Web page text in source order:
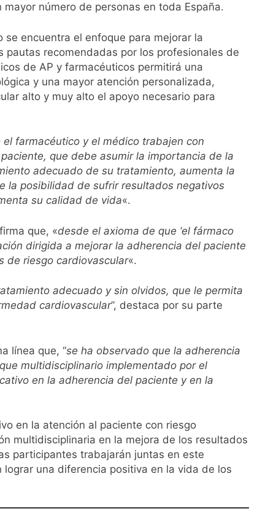
número de personas en toda España.
encuentra el enfoque para mejorar la
recomendadas por los profesionales de
de AP y farmacéuticos permitirá una
y una mayor atención personalizada,
alto y muy alto el apoyo necesario para
el farmacéutico y el médico trabajen con
que debe asumir la importancia de la
adecuado de su tratamiento, aumenta la
la posibilidad de sufrir resultados negativos
su calidad de vida«.
que, «desde el axioma de que ‘el fármaco
dirigida a mejorar la adherencia del paciente
de riesgo cardiovascular«.
adecuado y sin olvidos, que le permita
cardiovascular”, destaca por su parte
línea que, “se ha observado que la adherencia
multidisciplinario implementado por el
en la adherencia del paciente y en la
en la atención al paciente con riesgo
multidisciplinaria en la mejora de los resultados
participantes trabajarán juntas en este
una diferencia positiva en la vida de los